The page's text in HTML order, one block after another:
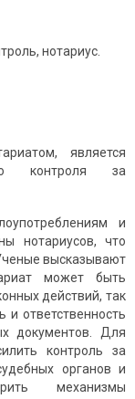
нотариус.
является
контроля за
и
нотариусов, что
высказывают
может быть
действий, так
и ответственность
документов. Для
контроль за
органов и
механизмы